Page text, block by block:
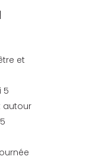
et
5
autour